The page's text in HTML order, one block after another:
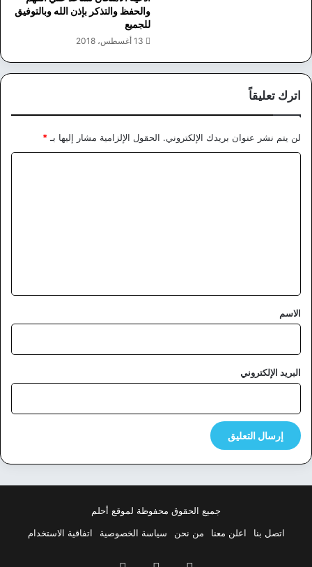
والحفظ والتذكر بإذن الله وبالتوفيق
للجميع
13 أغسطس، 2018
اترك تعليقاً
لن يتم نشر عنوان بريدك الإلكتروني. الحقول الإلزامية مشار إليها بـ *
*
الاسم
البريد الإلكتروني
جميع الحقوق محفوظة لموقع أحلم
اتصل بنا
اعلن معنا من نحن سياسة الخصوصية اتفاقية الاستخدام